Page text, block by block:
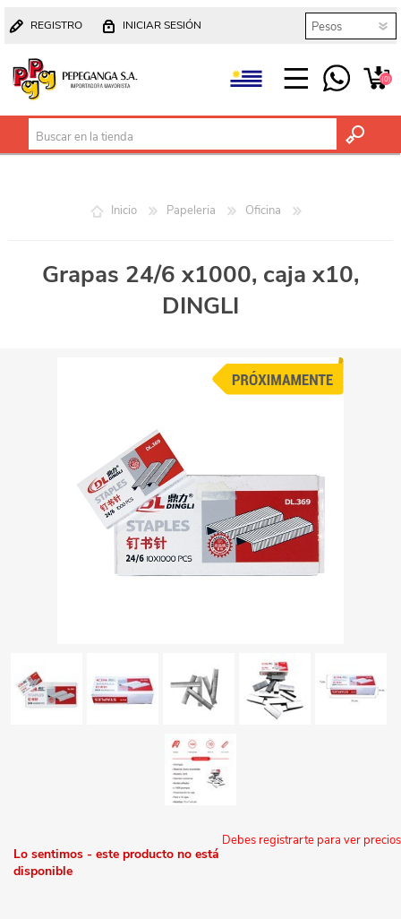
REGISTRO INICIAR SESIÓN
(0)
Inicio Papeleria Oficina
Grapas 24/6 x1000, caja x10,
DINGLI
Debes registrarte para ver precios
Lo sentimos - este producto no está
disponible